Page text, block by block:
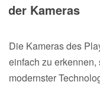
der Kameras
Die Kameras des
einfach zu
modernster